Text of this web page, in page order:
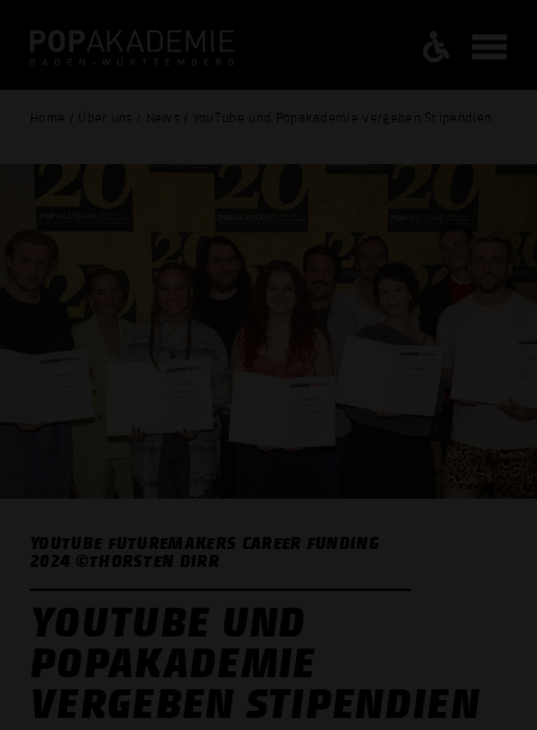
Home / Über uns / News / YouTube und Popakademie vergeben Stipendien
YOUTUBE FUTUREMAKERS CAREER FUNDING
2024 ©THORSTEN DIRR
YOUTUBE UND
POPAKADEMIE
VERGEBEN STIPENDIEN